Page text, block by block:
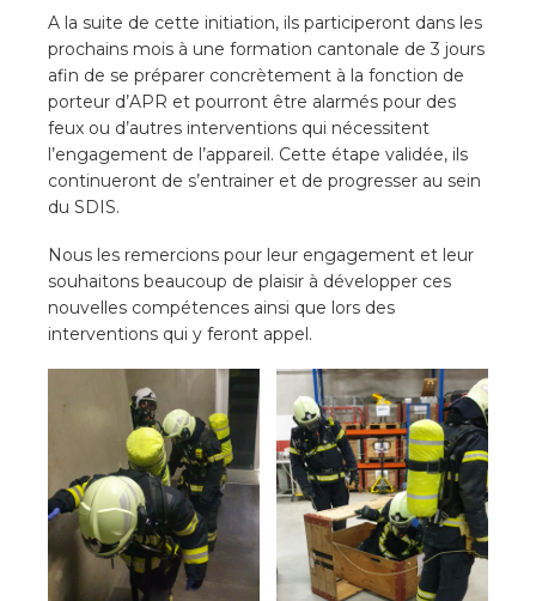
A la suite de cette initiation, ils participeront dans les
prochains mois à une formation cantonale de 3 jours
afin de se préparer concrètement à la fonction de
porteur d’APR et pourront être alarmés pour des
feux ou d’autres interventions qui nécessitent
l’engagement de l’appareil. Cette étape validée, ils
continueront de s’entrainer et de progresser au sein
du SDIS.
Nous les remercions pour leur engagement et leur
souhaitons beaucoup de plaisir à développer ces
nouvelles compétences ainsi que lors des
interventions qui y feront appel.